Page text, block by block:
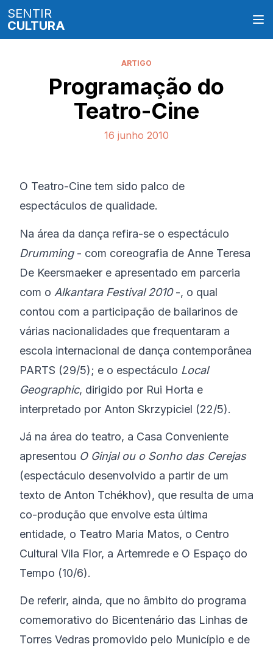
SENTIR
CULTURA
ARTIGO
Programação do
Teatro-Cine
16 junho 2010
O Teatro-Cine tem sido palco de
espectáculos de qualidade.
Na área da dança refira-se o espectáculo
Drumming - com coreografia de Anne Teresa
De Keersmaeker e apresentado em parceria
com o Alkantara Festival 2010-, o qual
contou com a participação de bailarinos de
várias nacionalidades que frequentaram a
escola internacional de dança contemporânea
PARTS (29/5); e o espectáculo Local
Geographic, dirigido por Rui Horta e
interpretado por Anton Skrzypiciel (22/5).
Já na área do teatro, a Casa Conveniente
apresentou O Ginjal ou o Sonho das Cerejas
(espectáculo desenvolvido a partir de um
texto de Anton Tchékhov), que resulta de uma
co-produção que envolve esta última
entidade, o Teatro Maria Matos, o Centro
Cultural Vila Flor, a Artemrede e O Espaço do
Tempo (10/6).
De referir, ainda, que no âmbito do programa
comemorativo do Bicentenário das Linhas de
Torres Vedras promovido pelo Município e de